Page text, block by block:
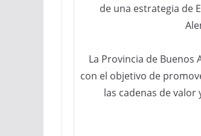
de una estrategia de
La Provincia de Buenos
con el objetivo de
las cadenas de